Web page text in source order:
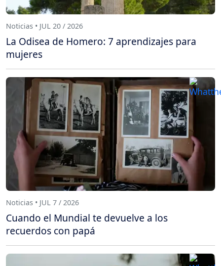
Noticias • JUL 20 / 2026
La Odisea de Homero: 7 aprendizajes para
mujeres
Noticias • JUL 7 / 2026
Cuando el Mundial te devuelve a los
recuerdos con papá